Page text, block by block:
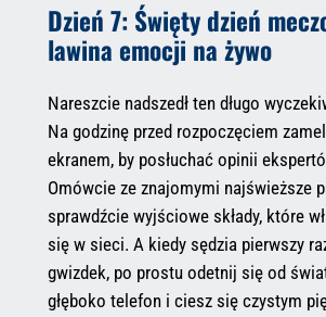
Dzień 7: Święty dzień
lawina emocji na żywo
Nareszcie nadszedł ten długo
Na godzinę przed rozpoczęciem
ekranem, by posłuchać opinii
Omówcie ze znajomymi najświeższe
sprawdźcie wyjściowe składy, które
się w sieci. A kiedy sędzia pierwszy
gwizdek, po prostu odetnij się od
głęboko telefon i ciesz się czystym